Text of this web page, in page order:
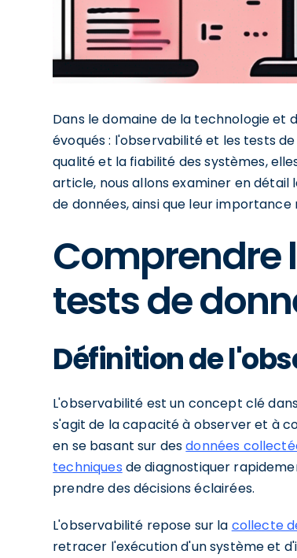
Dans le domaine de la technologie et
évoqués : l'observabilité et les tests
qualité et la fiabilité des systèmes,
article, nous allons examiner en
de données, ainsi que leur
Comprendre
tests de
Définition de
L'observabilité est un concept clé
s'agit de la capacité à observer et à
en se basant sur desdonnées
techniques de diagnostiquer
prendre des décisions éclairées.
L'observabilité repose sur la collecte
retracer l'exécution d'un système et